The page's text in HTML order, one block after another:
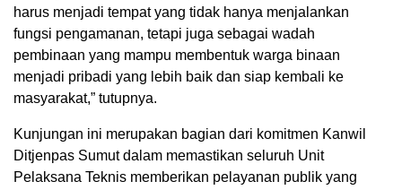
harus menjadi tempat yang tidak hanya menjalankan
fungsi pengamanan, tetapi juga sebagai wadah
pembinaan yang mampu membentuk warga binaan
menjadi pribadi yang lebih baik dan siap kembali ke
masyarakat,” tutupnya.
Kunjungan ini merupakan bagian dari komitmen Kanwil
Ditjenpas Sumut dalam memastikan seluruh Unit
Pelaksana Teknis memberikan pelayanan publik yang